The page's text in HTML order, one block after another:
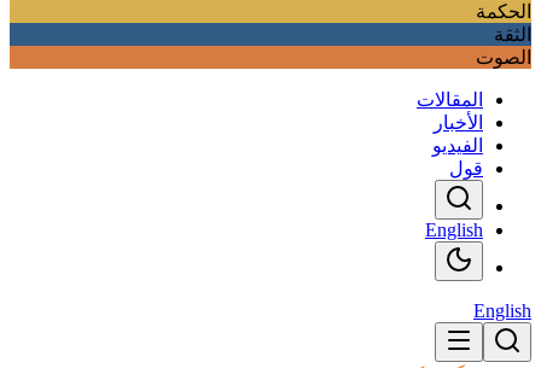
الحكمة
الثقة
الصوت
المقالات
الأخبار
الفيديو
قول
English
English